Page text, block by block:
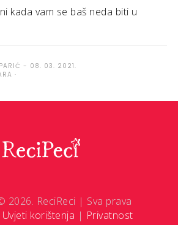
kada vam se baš neda biti u
08. 03. 2021.
2026. ReciReci | Sva prava
Uvjeti korištenja | Privatnost